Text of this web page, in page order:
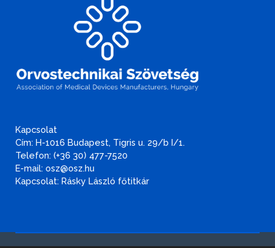
Kapcsolat
Cím: H-1016 Budapest, Tigris u. 29/b I/1.
Telefon: (+36 30) 477-7520
E-mail: osz@osz.hu
Kapcsolat: Rásky László főtitkár